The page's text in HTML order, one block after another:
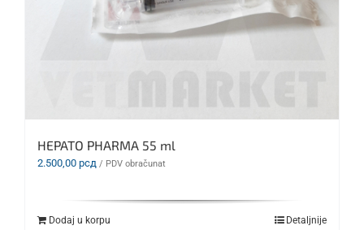
HEPATO PHARMA 55 ml
2.500,00 рсд / PDV obračunat
Dodaj u korpu Detaljnije